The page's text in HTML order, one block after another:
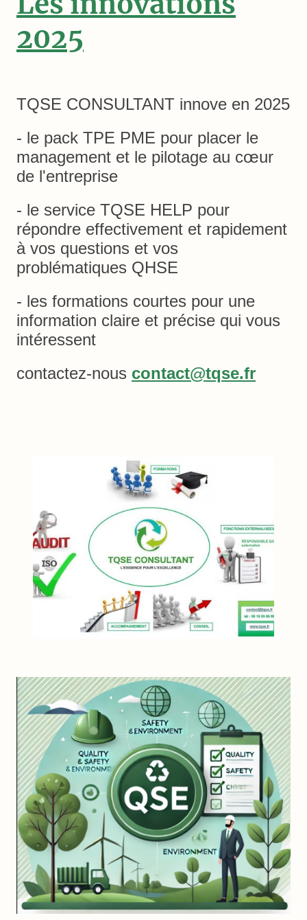
2025
TQSE CONSULTANT innove en 2025
- le pack TPE PME pour placer le
management et le pilotage au cœur
de l'entreprise
- le service TQSE HELP pour
répondre effectivement et rapidement
à vos questions et vos
problématiques QHSE
- les formations courtes pour une
information claire et précise qui vous
intéressent
contactez-nous contact@tqse.fr